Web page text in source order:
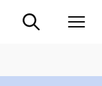
Suche ein-/